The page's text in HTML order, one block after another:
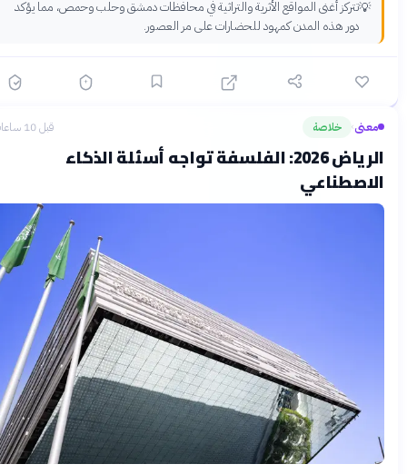
تتركز أغنى المواقع الأثرية والتراثية في محافظات دمشق وحلب وحمص، مما يؤكد
دور هذه المدن كمهود للحضارات على مر العصور.
معنى› خلاصة
الرياض 2026: الفلسفة تواجه أسئلة الذكاء
الاصطناعي